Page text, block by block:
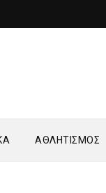
ΑΘΛΗΤΙΣΜΟΣ